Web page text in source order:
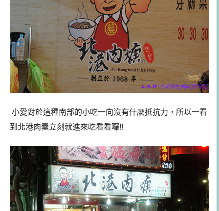
小愛對於這種南部的小吃一向沒有什麼抵抗力，所以一看
到北港肉羹立刻就進來吃看看囉!!